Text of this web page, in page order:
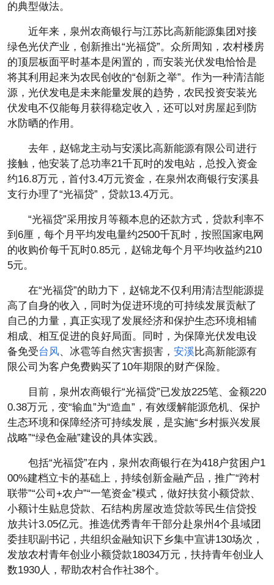
的典型做法。
近年来，泉州农商银行与江苏比高新能源集团对接
绿色光伏产业，创新推出“光福贷”。众所周知，农村楼房
的顶层板面平时基本是闲置的，而安装光伏发电恰恰是
将其利用起来为农民创收的“创新之举”。作为一种清洁能
源，光伏发电是未来能量发展的趋势，农民投资安装光
伏发电不仅能每月获得稳定收入，还可以对房屋起到防
水防晒的作用。
去年，赵锦龙主动与安溪比高新能源有限公司进行
接触，他安装了总功率21千瓦时的发电站，总投入资金
约16.8万元，首付3.4万元资金，在泉州农商银行安溪县
支行办理了“光福贷”，贷款13.4万元。
“光福贷”采用按月等额本息的还款方式，贷款利率不
到6厘，每个月平均发电量约2500千瓦时，按照国家电网
的收购价每千瓦时0.85元，赵锦龙每个月平均收益约210
5元。
在“光福贷”的助力下，赵锦龙不仅利用清洁型能源提
高了自身的收入，同时为促进环境的可持续发展贡献了
自己的力量，真正实现了发展经济和保护生态环境相辅
相成、相互促进的良好局面。同时，为保障光伏发电设
备免受台风、冰雹等自然灾害损害， 安溪比高新能源有
限公司为客户免费购买了10年期限的财产保险。
目前，泉州农商银行“光福贷”已发放225笔、金额220
0.38万元，变“输血”为“造血”，有效缓解能源危机、保护
生态环境和保障经济可持续发展，是实施“乡村振兴发展
战略”“绿色金融”建设的具体实践。
包括“光福贷”在内，泉州农商银行在为418户贫困户1
00%建档立卡的基础上，持续创新金融产品，推广“跨村
联带”“公司+农户”“一笔资金”模式，做好扶贫小额贷款、
小额计生贴息贷款、石结构房屋改造贷款等民生信贷投
放共计3.05亿元。推选优秀青年干部分赴泉州4个县域团
委挂职副书记，共组织金融知识下乡集中宣讲130场次，
发放农村青年创业小额贷款18034万元，扶持青年创业人
数1930人，帮助农村合作社38个。